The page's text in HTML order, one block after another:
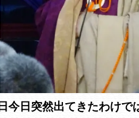
今日突然出てきたわけ